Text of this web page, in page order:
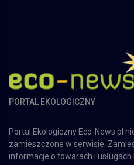
PORTAL EKOLOGICZNY
zamieszczone w serwisie.
informacje o towarach i
rozumieniu art. 66 § 1 w związku